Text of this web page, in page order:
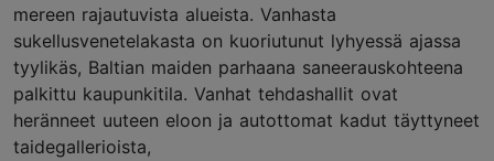
mereen rajautuvista alueista. Vanhasta
sukellusvenetelakasta on kuoriutunut lyhyessä ajassa
tyylikäs, Baltian maiden parhaana saneerauskohteena
palkittu kaupunkitila. Vanhat tehdashallit ovat
heränneet uuteen eloon ja autottomat kadut täyttyneet
taidegallerioista,